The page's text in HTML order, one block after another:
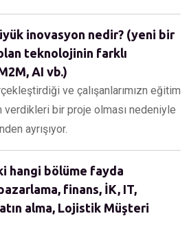
inovasyon nedir? (yeni bir
teknolojinin farklı
AI vb.)
ve çalışanlarımızn eğitim
bir proje olması nedeniyle
ayrışıyor.
hangi bölüme fayda
finans, İK, IT,
alma, Lojistik Müşteri